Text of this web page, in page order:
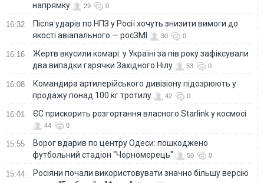
напрямку
29 0
16:32
Після ударів по НПЗ у Росії хочуть знизити вимоги до
якості авіапального — росЗМІ
30 0
16:16
Жертв вкусили комарі: у Україні за пів року зафіксували
два випадки гарячки Західного Нілу
53 0
16:08
Командира артилерійського дивізіону підозрюють у
продажу понад 100 кг тротилу
42 0
16:01 ЄС прискорить розгортання власного Starlink у космосі
44 0
15:55
Ворог вдарив по центру Одеси: пошкоджено
футбольний стадіон "Чорноморець"
50 0
15:44
Росіяни почали використовувати значно більшу версію